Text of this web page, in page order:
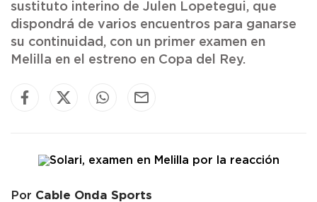
sustituto interino de Julen Lopetegui, que
dispondrá de varios encuentros para ganarse
su continuidad, con un primer examen en
Melilla en el estreno en Copa del Rey.
Por Cable Onda Sports